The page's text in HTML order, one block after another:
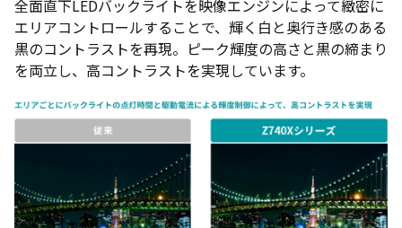
全面直下LEDバックライトを映像エンジンによって緻密に
エリアコントロールすることで、輝く白と奥行き感のある
黒のコントラストを再現。ピーク輝度の高さと黒の締まり
を両立し、高コントラストを実現しています。